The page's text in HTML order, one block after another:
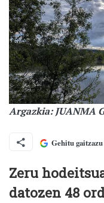
Argazkia: JUANMA
Gehitu
Zeru
datozen 48